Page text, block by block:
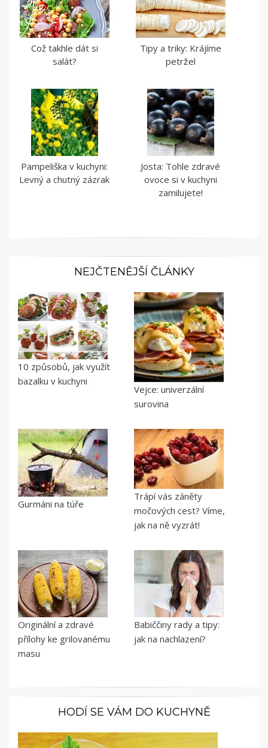
Což takhle dát si
salát?
Tipy a triky: Krájíme
petržel
Pampeliška v kuchyni:
Levný a chutný zázrak
Josta: Tohle zdravé
ovoce si v kuchyni
zamilujete!
NEJČTENĚJŠÍ ČLÁNKY
10 způsobů, jak využít
bazalku v kuchyni
Vejce: univerzální
surovina
Gurmáni na túře
Trápí vás záněty
močových cest? Víme,
jak na ně vyzrát!
Originální a zdravé
přílohy ke grilovanému
masu
Babiččiny rady a tipy:
jak na nachlazení?
HODÍ SE VÁM DO KUCHYNĚ